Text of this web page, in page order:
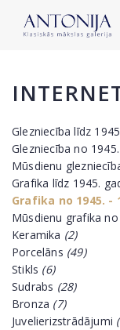
Glezniecība līdz
Glezniecība no
Mūsdienu
Grafika līdz 1945.
Grafika no 1945. -
Mūsdienu grafika
Keramika (2)
Porcelāns (49)
Stikls (6)
Sudrabs (28)
Bronza (7)
Juvelierizstrādājumi